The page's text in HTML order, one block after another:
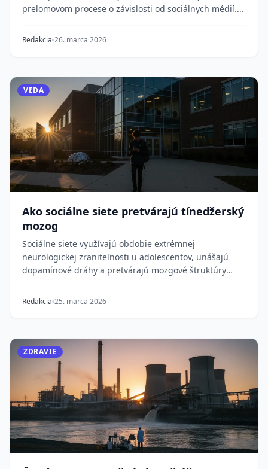
prelomovom procese o závislosti od sociálnych médií....
Redakcia 26. marca 2026
VEDA
Ako sociálne siete pretvárajú tínedžerský
mozog
Sociálne siete využívajú obdobie extrémnej
neurologickej zraniteľnosti u adolescentov, unášajú
dopamínové dráhy a pretvárajú mozgové štruktúry
Redakcia 25. marca 2026
ZDRAVIE